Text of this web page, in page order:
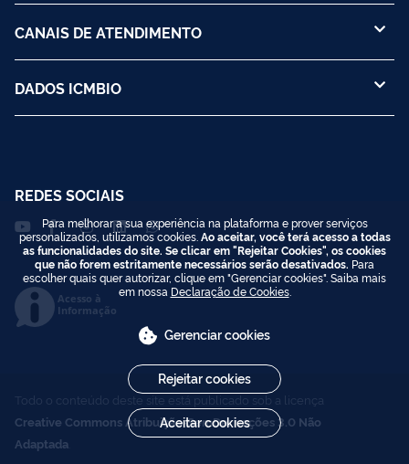
CANAIS DE ATENDIMENTO
DADOS ICMBIO
REDES SOCIAIS
Acesso à
Informação
Todo o conteúdo deste site está publicado sob a licença
Creative Commons Atribuição-SemDerivações 3.0 Não
Adaptada
Para melhorar a sua experiência na plataforma e prover serviços
personalizados, utilizamos cookies. Ao aceitar, você terá acesso a todas
as funcionalidades do site. Se clicar em "Rejeitar Cookies", os cookies
que não forem estritamente necessários serão desativados. Para
escolher quais quer autorizar, clique em "Gerenciar cookies". Saiba mais
em nossa Declaração de Cookies.
Gerenciar cookies
Rejeitar cookies
Aceitar cookies